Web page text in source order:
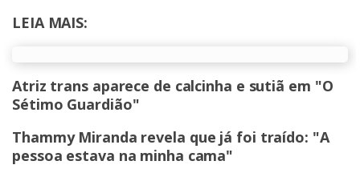
LEIA MAIS:
Atriz trans aparece de calcinha e sutiã em "O
Sétimo Guardião"
Thammy Miranda revela que já foi traído: "A
pessoa estava na minha cama"